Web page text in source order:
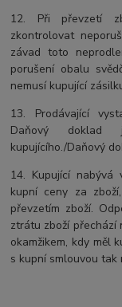
12. Při převzetí
zkontrolovat
závad toto
porušení obalu
nemusí kupující
13. Prodávající
Daňový doklad
kupujícího./Daňový
14. Kupující nabývá
kupní ceny za
převzetím zboží.
ztrátu zboží přechází
okamžikem, kdy měl
s kupní smlouvou tak